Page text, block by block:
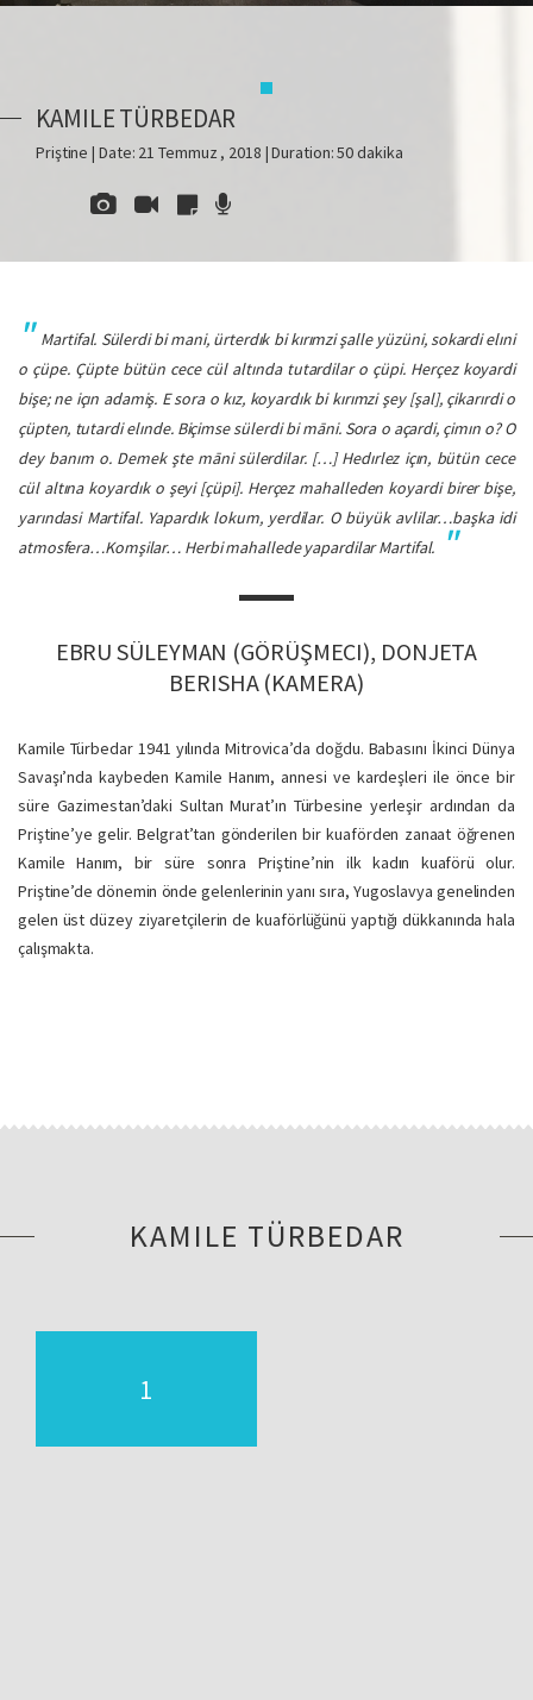
KAMILE TÜRBEDAR
Priştine | Date: 21 Temmuz , 2018 | Duration: 50 dakika
Martifal. Sülerdi bi mani, ürterdık bi kırımzi şalle yüzüni, sokardi elıni
o çüpe. Çüpte bütün cece cül altında tutardilar o çüpi. Herçez koyardi
bişe; ne içın adamiş. E sora o kız, koyardık bi kırımzi şey [şal], çikarırdi o
çüpten, tutardi elınde. Biçimse sülerdi bi māni. Sora o açardi, çimın o? O
dey banım o. Demek şte māni sülerdilar. […] Hedırlez içın, bütün cece
cül altına koyardık o şeyi [çüpi]. Herçez mahalleden koyardi birer bişe,
yarındasi Martifal. Yapardık lokum, yerdilar. O büyük avlilar…başka idi
atmosfera…Komşilar… Herbi mahallede yapardilar Martifal.
EBRU SÜLEYMAN (GÖRÜŞMECI), DONJETA
BERISHA (KAMERA)
Kamile Türbedar 1941 yılında Mitrovica’da doğdu. Babasını İkinci Dünya
Savaşı’nda kaybeden Kamile Hanım, annesi ve kardeşleri ile önce bir
süre Gazimestan’daki Sultan Murat’ın Türbesine yerleşir ardından da
Priştine’ye gelir. Belgrat’tan gönderilen bir kuaförden zanaat öğrenen
Kamile Hanım, bir süre sonra Priştine’nin ilk kadın kuaförü olur.
Priştine’de dönemin önde gelenlerinin yanı sıra, Yugoslavya genelinden
gelen üst düzey ziyaretçilerin de kuaförlüğünü yaptığı dükkanında hala
çalışmakta.
KAMILE TÜRBEDAR
1